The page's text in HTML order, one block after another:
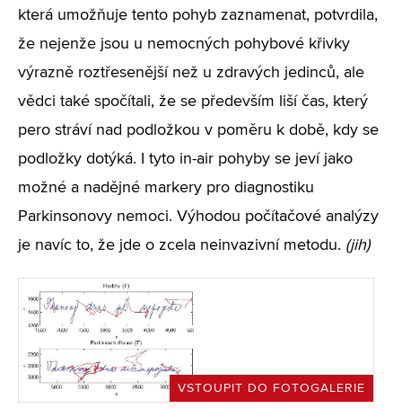
která umožňuje tento pohyb zaznamenat, potvrdila,
že nejenže jsou u nemocných pohybové křivky
výrazně roztřesenější než u zdravých jedinců, ale
vědci také spočítali, že se především liší čas, který
pero stráví nad podložkou v poměru k době, kdy se
podložky dotýká. I tyto in-air pohyby se jeví jako
možné a nadějné markery pro diagnostiku
Parkinsonovy nemoci. Výhodou počítačové analýzy
je navíc to, že jde o zcela neinvazivní metodu. (jih)
VSTOUPIT DO FOTOGALERIE